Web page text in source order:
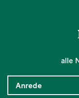
alle